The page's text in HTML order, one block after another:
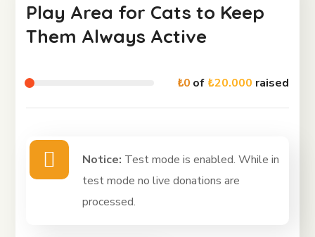
Play Area for Cats to Keep
Them Always Active
₺0of ₺20.000 raised
Notice: Test mode is enabled. While in
test mode no live donations are
processed.